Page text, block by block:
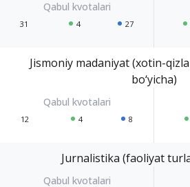
31 4 27
Jismoniy madaniyat (xotin-
bo‘yicha)
12 4 8
Jurnalistika (faoliyat